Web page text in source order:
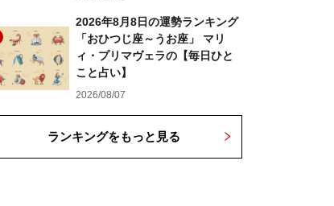
2026年8月8日の運勢ランキング
「おひつじ座～うお座」 マリ
ィ・プリマヴェラの【毎日ひと
こと占い】
2026/08/07
ランキングをもっと見る